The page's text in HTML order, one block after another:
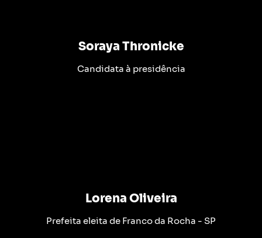
Soraya Thronicke
Candidata à presidência
Lorena Oliveira
Prefeita eleita de Franco da Rocha - SP